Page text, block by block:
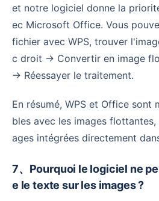
et notre logiciel donne la
ec Microsoft Office. Vous
fichier avec WPS, trouver
c droit → Convertir en image
→ Réessayer le traitement.
En résumé, WPS et Office sont mutuellement compati
bles avec les images
ages intégrées directement
7、Pourquoi le logiciel ne peut-il pas reconnaîtr
e le texte sur les images ?